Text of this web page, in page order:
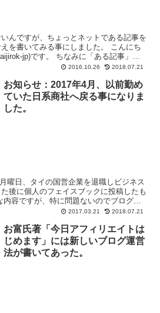
んですが、ちょっとネットである記事を
を書いてみる事にしました。 こんにち
jp)です。 ちなみに「ある記事」の
。たしか就職カ...
2016.10.26 2018.07.21
お知らせ：2017年4月、以前勤め
ていた日系商社へ戻る事になりま
した。
曜日、タイの国営企業を退職しビジネス
後に個人のフェイスブックに投稿したも
容ですが、特に問題ないのでブログに
タイ語は辞書見ずに適当...
2017.03.21 2018.07.21
お富氏著「今日アフィリエイトは
じめます」には新しいブログ運営
法が書いてあった。